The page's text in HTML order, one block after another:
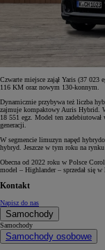
Czwarte miejsce zajął Yaris (37
116 KM oraz nowym 130-konnym.
Dynamicznie przybywa też liczba
zajmuje kompaktowy Auris Hybrid.
18 551 egz. Model ten
generacji.
W segmencie limuzyn napęd
hybryd. Jeszcze w tym roku na rynku
Obecna od 2022 roku w Polsce
model – Highlander – sprzedał się w
Kontakt
Napisz do nas
Samochody
Samochody
Samochody osobowe